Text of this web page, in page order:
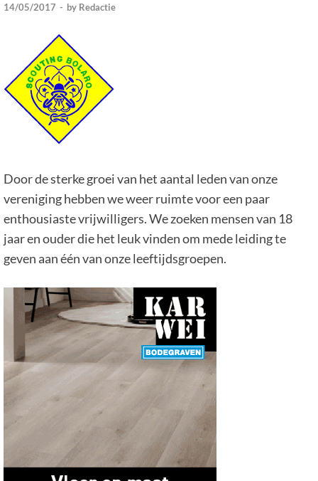
14/05/2017 - by Redactie
Door de sterke groei van het aantal leden van onze
vereniging hebben we weer ruimte voor een paar
enthousiaste vrijwilligers. We zoeken mensen van 18
jaar en ouder die het leuk vinden om mede leiding te
geven aan één van onze leeftijdsgroepen.